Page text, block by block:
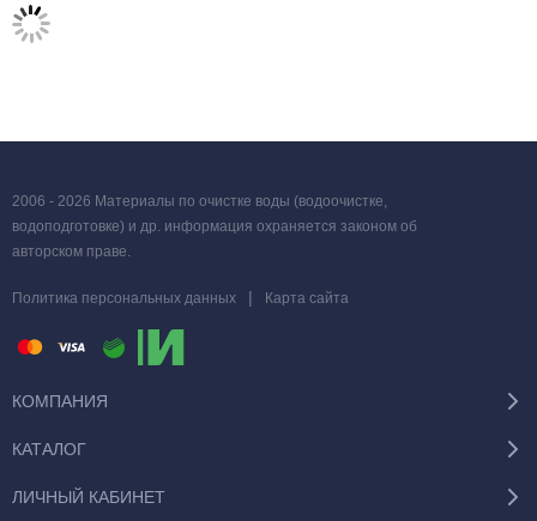
2006 - 2026 Материалы по очистке воды (водоочистке,
водоподготовке) и др. информация охраняется законом об
авторском праве.
Политика персональных данных | Карта сайта
КОМПАНИЯ
КАТАЛОГ
ЛИЧНЫЙ КАБИНЕТ